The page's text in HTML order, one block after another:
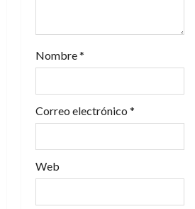
a
d
a
Nombre*
Correo electrónico *
Web